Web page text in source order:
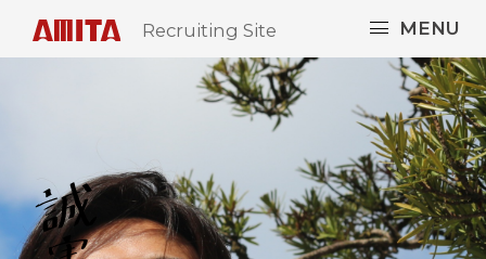
Recruiting Site MENU